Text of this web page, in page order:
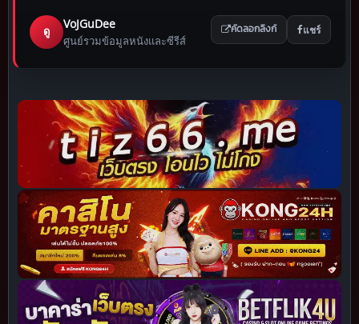
ดู
VoJGuDee
ศูนย์รวมข้อมูลหนังและซีรีส์
คัดลอกลิงก์ แชร์